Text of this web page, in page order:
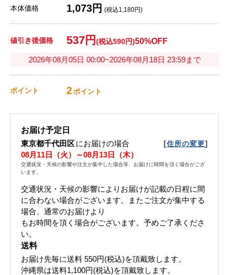
本体価格 1,073円 (税込1,180円)
値引き後価格 537円 (税込590円)50%OFF
2026年08月05日 00:00~2026年08月18日 23:59まで
ポイント 2ポイント
お届け予定日
東京都千代田区にお届けの場合 [住所の変更]
08月11日（火）～08月13日（木）
交通状況・天候の影響や注文が集中した場合等、お届けに時間を頂く場合がござ
います。
交通状況・天候の影響によりお届けが記載の日程に間
に合わない場合がございます。 またご注文が集中する
場合、通常のお届けより
もお時間を頂く場合がございます。 予めご了承くださ
い。
送料
お届け先毎に送料 550円(税込)を頂戴致します。
沖縄県は送料1,100円(税込)を頂戴致します。